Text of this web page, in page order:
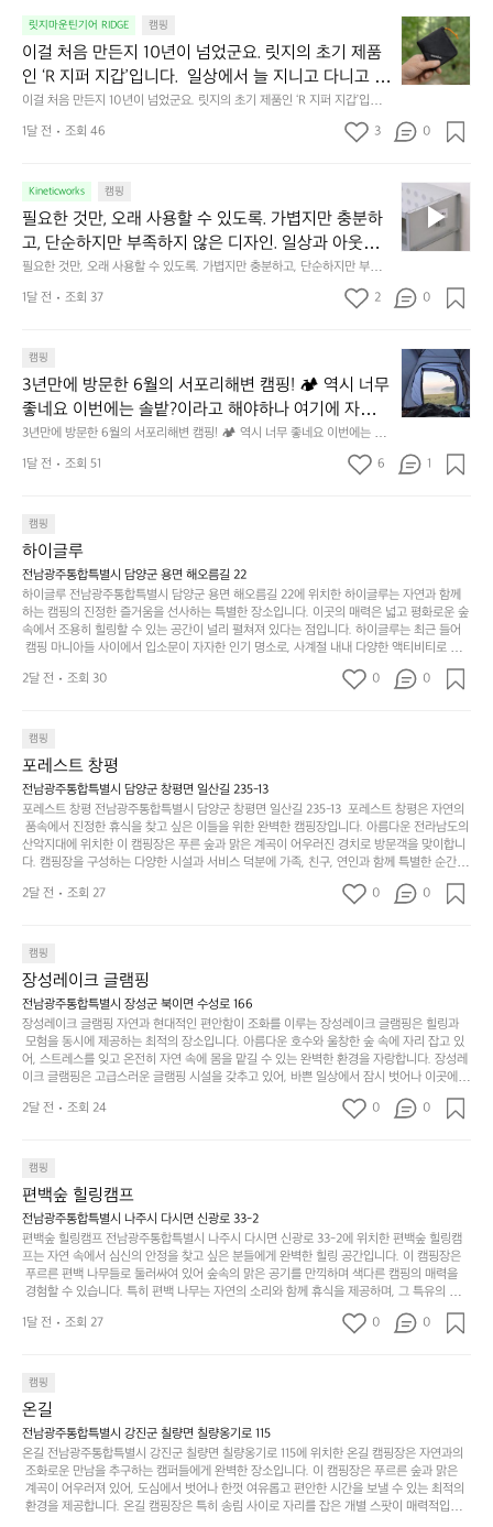
의
휴
식
에
도
이
중
인
차
안
서
도
구
나
잠
에
기
까
이
걸
리
는
순
다.
그
럴
때
는
차
을
가
려
보
세
요.
튼
을
조
용
히
o
l
a
☺️
미
니
미
멀
👌🏼
릿지마운틴기어 RIDGE 캠핑
이걸 처음 만든지 10년이 넘었군요. 릿지의 초기 제품
인 ‘R 지퍼 지갑’입니다.  일상에서 늘 지니고 다니고 싶
어지는 물건에는 크기, 무게, 형태, 색감 사이의 아주 미
묘한 밸런스가 존재합니다.  예를 들자면 일에 집중하
느라 책상 위 가장자리에 대충 걸쳐 놓아도 시야에 걸
는 균형감에서 출발했습니다.  그중에서도 슬림함에 철
저히 집착했습니다. 튼튼한 내구도와 넉넉한 수납력을
해치치 않는 선에서, 가장 가볍고 얇게 설계했습니다.
이 디자인과 사용감은, 꼭 직접 손으로 만져보며 경험
해 보시기를 바랍니다.
이걸 처음 만든지 10년이 넘었군요. 릿지의 초기 제품인 ‘R 지퍼 지갑’입니
다.  일상에서 늘 지니고 다니고 싶어지는 물건에는 크기, 무게, 형태, 색감
사이의 아주 미묘한 밸런스가 존재합니다.  예를 들자면 일에 집중하느라 책
철저히 집착했습니다. 튼튼한 내구도와 넉넉한 수납력을 해치치 않는 선에
서, 가장 가볍고 얇게 설계했습니다.  이 디자인과 사용감은, 꼭 직접 손으로
만져보며 경험해 보시기를 바랍니다.
이
걸
처
음
든
0
년
이
넘
군
지
의
초
기
품
갑’입
니
다.
일
상
에
고
다
니
고
싶
어
는
크
기,
무
게,
이
의
아
주
미
가
존
재
합
1달 전 조회 46 3 0
Kineticworks 캠핑
필요한 것만, 오래 사용할 수 있도록. 가볍지만 충분하
고, 단순하지만 부족하지 않은 디자인. 일상과 아웃도
어의 경계를 자연스럽게 이어주는 RIDGE MOUNTAIN
GEAR. 키네틱웍스에서 만나보세요.
필요한 것만, 오래 사용할 수 있도록. 가볍지만 충분하고, 단순하지만 부족하
지 않은 디자인. 일상과 아웃도어의 경계를 자연스럽게 이어주는 RIDGE M
OUNTAIN GEAR. 키네틱웍스에서 만나보세요.
필
요
한
것
오
용
할
수
있
록.
분
하
고,
단
순
하
하
지
않
은
디
자
웃
도
어
의
경
럽
게
이
어
주
E
M
O
U
1달 전 조회 37 2 0
캠핑
3년만에 방문한 6월의 서포리해변 캠핑! 🏕 역시 너무
좋네요 이번에는 솔밭?이라고 해야하나 여기에 자리를
잡았는데 정말 시원하고 경치도 좋네요  서해치고 물도
맑은편, 아이들도 놀기 좋고 1박 2일은 넘 짧게 느껴지
네요  .1박 1동 1만원 (수금은 7시쯤, 동네에서 관리) .수
바로 화장실있음 .5분거리 cu .2분거리 음식점  항구에
서부터 해변까지 버스도 다니네요 ㅎㅎㅎ 아이들 엄청
좋아하네요 점심쯤도착해서 철수할때까지 물놀이 3
타임이나 했네요 ⛱️
3년만에 방문한 6월의 서포리해변 캠핑! 🏕 역시 너무 좋네요 이번에는 솔
밭?이라고 해야하나 여기에 자리를 잡았는데 정말 시원하고 경치도 좋네요
서해치고 물도 맑은편, 아이들도 놀기 좋고 1박 2일은 넘 짧게 느껴지네요  .
항구에서부터 해변까지 버스도 다니네요 ㅎㅎㅎ 아이들 엄청 좋아하네요 점
심쯤도착해서 철수할때까지 물놀이 3타임이나 했네요 ⛱️
년
만
에
문
포
리
해
변
캠
핑!
무
좋
네
요
이
이
라
고
해
야
하
리
를
잡
았
는
하
고
경
치
1달 전 조회 51 6 1
캠핑
하이글루
전남광주통합특별시 담양군 용면 해오름길 22
하이글루 전남광주통합특별시 담양군 용면 해오름길 22에 위치한 하이글루는 자연과 함께
하는 캠핑의 진정한 즐거움을 선사하는 특별한 장소입니다. 이곳의 매력은 넓고 평화로운 숲
속에서 조용히 힐링할 수 있는 공간이 널리 펼쳐져 있다는 점입니다. 하이글루는 최근 들어
캠핑 마니아들 사이에서 입소문이 자자한 인기 명소로, 사계절 내내 다양한 액티비티로 방
문객들을 맞이합니다. 특히, 하이글루의 독특한 시설인 글램핑 텐트는 고객들에게 아늑한 잠
자리를 제공하며, 캠핑의 매력을 한층 더해 줍니다. 밖에서는 자연의 소리를 들으며, 내부에
함께 좋은 시간을 보낼 수 있다는 것입니다. 또한, 하이글루 인근에는 다양한 트레킹 코스와
자전거 도로가 있어 아웃도어 활동을 좋아하는 이들에게 더욱 참조할 만한 장소가 됩니다.
담양의 아름다운 자연과 함께, 건강한 레저 활동을 즐기며 행복한 캠핑 경험을 쌓으실 수 있
습니다. 하이글루에서 특별한 순간을 만끽해보세요. 따뜻한 햇살과 함께하는 아침, 상징적인
담양의 죽녹원과 함께 어우러진 저녁, 그리고 고요한 밤하늘 아래에서 별을 바라보며 나누는
이야기들은 여러분의 캠핑 여행을 더욱 특별하게 만들어 줄 것입니다.  인기 정도: ★★★★
★
2달 전 조회 30 0 0
캠핑
포레스트 창평
전남광주통합특별시 담양군 창평면 일산길 235-13
포레스트 창평 전남광주통합특별시 담양군 창평면 일산길 235-13  포레스트 창평은 자연의
품속에서 진정한 휴식을 찾고 싶은 이들을 위한 완벽한 캠핑장입니다. 아름다운 전라남도의
산악지대에 위치한 이 캠핑장은 푸른 숲과 맑은 계곡이 어우러진 경치로 방문객을 맞이합니
다. 캠핑장을 구성하는 다양한 시설과 서비스 덕분에 가족, 친구, 연인과 함께 특별한 순간을
만들어갈 수 있는 최적의 공간이 됩니다.  포레스트 창평은 주말마다 직접 재배한 신선한 농
산물을 제공하는 캠핑장으로, 현지에서만 느낄 수 있는 자연의 맛을 경험할 수 있습니다. 또
으며 깊은 숙면을 취할 수 있는 기회를 제공합니다.  이곳은 자연과의 완벽한 조화를 이루며,
다채로운 야외 활동을 제공합니다. 특히 어린이들은 안전하게 놀 수 있는 놀이시설이 마련
되어 있어 부모님들과 함께 즐거운 시간을 보낼 수 있습니다. 주변의 다양한 관광지와 먹거
리를 탐험하는 재미도 포레스트 창평의 매력 중 하나입니다.  또한, 캠핑장을 방문한 후 지속
적으로 재방문하는 이들이 많아 인기가 날로 상승하고 있습니다. 포레스트 창평은 단순한 캠
핑 그 이상을 제공하며, 자연을 사랑하는 모든 이들에게 꼭 한번 경험해봐야 할 장소로 자리
잡았습니다.  인기 정도: ★★★★★
2달 전 조회 27 0 0
캠핑
장성레이크 글램핑
전남광주통합특별시 장성군 북이면 수성로 166
장성레이크 글램핑 자연과 현대적인 편안함이 조화를 이루는 장성레이크 글램핑은 힐링과
모험을 동시에 제공하는 최적의 장소입니다. 아름다운 호수와 울창한 숲 속에 자리 잡고 있
어, 스트레스를 잊고 온전히 자연 속에 몸을 맡길 수 있는 완벽한 환경을 자랑합니다. 장성레
이크 글램핑은 고급스러운 글램핑 시설을 갖추고 있어, 바쁜 일상에서 잠시 벗어나 이곳에
오면 사치스러운 휴식이 가능해집니다. 독립된 텐트에서 제공되는 특별한 불멍 공간은 소중
한 사람과 함께 따뜻한 이야기를 나눌 수 있는 소중한 시간을 만들어 줍니다. 또한, 주변의 자
을 창출하는 시간이 될 것입니다. 특히 식사를 좋아하는 분들에게는 매주 특별한 바비큐 파
티와 지역에서 나는 신선한 재료로 만든 다양한 요리를 제공하여 미각을 만족시켜 줍니다.
장성레이크 글램핑은 그 아름다운 경관과 최고 품질의 시설 덕분에 최근 몇 년 사이에 특히
주목받고 있는 캠핑장 중 하나입니다. 주말이면 방문객이 가득해 예약이 빠르게 차는 만큼
미리 일정을 계획하시는 것이 좋습니다. 나만의 프라이빗한 공간에서 가족 및 사랑하는 사
람들과 함께하세요. 당신의 대자연 속 힐링을 기다리는 장성레이크 글램핑은 언젠가 반드시
방문해봐야 할 명소로 자리매김하였습니다. 인기 정도: ★★★★★
2달 전 조회 24 0 0
캠핑
편백숲 힐링캠프
전남광주통합특별시 나주시 다시면 신광로 33-2
편백숲 힐링캠프 전남광주통합특별시 나주시 다시면 신광로 33-2에 위치한 편백숲 힐링캠
프는 자연 속에서 심신의 안정을 찾고 싶은 분들에게 완벽한 힐링 공간입니다. 이 캠핑장은
푸르른 편백 나무들로 둘러싸여 있어 숲속의 맑은 공기를 만끽하며 색다른 캠핑의 매력을
경험할 수 있습니다. 특히 편백 나무는 자연의 소리와 함께 휴식을 제공하며, 그 특유의 아로
마향이 심리적 안정감을 가져다줍니다. 이곳에서 아침 햇살을 맞으며 조용한 숲속에서의 커
피 한 잔은 그 어떤 도시의 카페에서 느끼기 힘든 특별함을 선사합니다. 편백숲 힐링캠프는
즐길 수 있는 기회도 많은데, 자전거를 타거나 숲속을 거닐며 다양한 생태계를 체험해보는
것도 일상의 스트레스를 잊게 해줍니다. 또한, 캠프파이어를 즐기며 별빛 아래서 시간을 보
내는 것은 일상에서 벗어나 새로운 여유를 찾는 방법입니다. 운영자는 항상 방문객의 편안함
과 안전을 최우선으로 생각하고 있으며, 깨끗하고 잘 관리된 시설을 자랑합니다. 가족들이
함께하는 모닥불 구이 파티나 친구들과의 캠핑 퀴즈도 놓칠 수 없는 재미가 됩니다. 자연과
의 조화 속에서 힐링할 수 있는 편백숲 힐링캠프는 현대인의 바쁜 일상에서 벗어나 소중한
시간을 가지고 싶은 분들에게 특히 추천드립니다. 지금 바로 나주로 떠나 여유로움과 행복
이 가득한 캠핑을 경험해보세요! 인기 정도: ★★★★☆
1달 전 조회 27 0 0
캠핑
온길
전남광주통합특별시 강진군 칠량면 칠량옹기로 115
온길 전남광주통합특별시 강진군 칠량면 칠량옹기로 115에 위치한 온길 캠핑장은 자연과의
조화로운 만남을 추구하는 캠퍼들에게 완벽한 장소입니다. 이 캠핑장은 푸르른 숲과 맑은
계곡이 어우러져 있어, 도심에서 벗어나 한껏 여유롭고 편안한 시간을 보낼 수 있는 최적의
환경을 제공합니다. 온길 캠핑장은 특히 송림 사이로 자리를 잡은 개별 스팟이 매력적입니